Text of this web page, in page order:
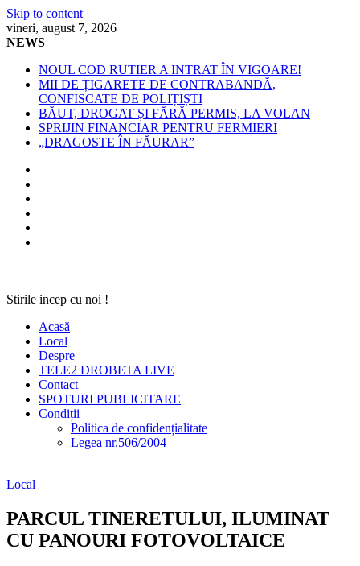
Skip to content
vineri, august 7, 2026
NEWS
NOUL COD RUTIER A INTRAT ÎN VIGOARE!
MII DE ȚIGARETE DE CONTRABANDĂ,
CONFISCATE DE POLIȚIȘTI
BĂUT, DROGAT ȘI FĂRĂ PERMIS, LA VOLAN
SPRIJIN FINANCIAR PENTRU FERMIERI
„DRAGOSTE ÎN FĂURAR”
Stirile incep cu noi !
Acasă
Local
Despre
TELE2 DROBETA LIVE
Contact
SPOTURI PUBLICITARE
Condiții
Politica de confidențialitate
Legea nr.506/2004
Local
PARCUL TINERETULUI, ILUMINAT
CU PANOURI FOTOVOLTAICE